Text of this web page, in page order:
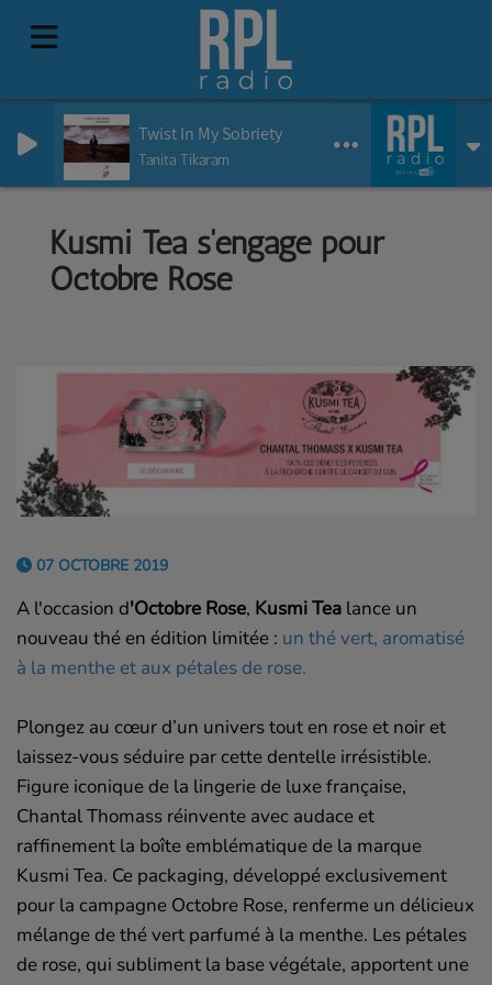
Twist In My Sobriety
Tanita Tikaram
Kusmi Tea s'engage pour
Octobre Rose
07 OCTOBRE 2019
A l'occasion d'Octobre Rose, Kusmi Tea lance un
nouveau thé en édition limitée : un thé vert, aromatisé
à la menthe et aux pétales de rose.
Plongez au cœur d’un univers tout en rose et noir et
laissez-vous séduire par cette dentelle irrésistible.
Figure iconique de la lingerie de luxe française,
Chantal Thomass réinvente avec audace et
raffinement la boîte emblématique de la marque
Kusmi Tea. Ce packaging, développé exclusivement
pour la campagne Octobre Rose, renferme un délicieux
mélange de thé vert parfumé à la menthe. Les pétales
de rose, qui subliment la base végétale, apportent une